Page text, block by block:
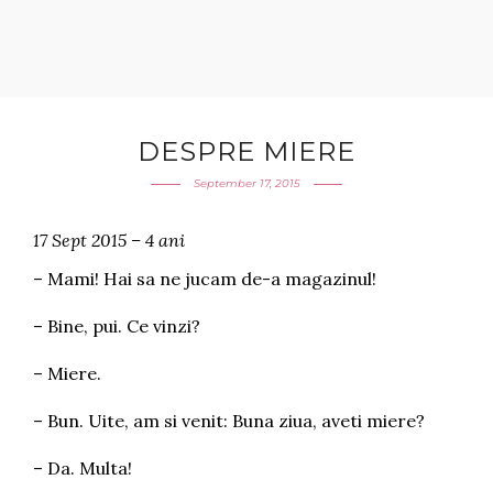
DESPRE MIERE
September 17, 2015
17 Sept 2015 – 4 ani
– Mami! Hai sa ne jucam de-a magazinul!
– Bine, pui. Ce vinzi?
– Miere.
– Bun. Uite, am si venit: Buna ziua, aveti miere?
– Da. Multa!